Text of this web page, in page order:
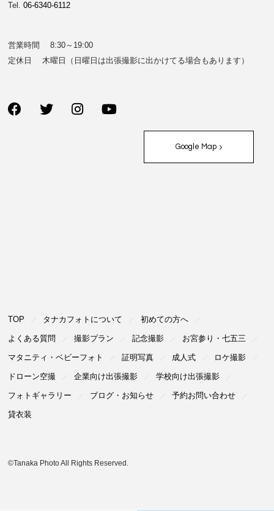
Tel. 06-6340-6112
営業時間 8:30～19:00
定休日 木曜日（日曜日は出張撮影に出かけてる場合もあります）
Google Map
TOP タナカフォトについて 初めての⽅へ
よくある質問 撮影プラン 記念撮影 お宮参り・七五三
マタニティ・ベビーフォト 証明写真 成⼈式 ロケ撮影
ドローン空撮 企業向け出張撮影 学校向け出張撮影
フォトギャラリー ブログ・お知らせ 予約お問い合わせ
貸衣装
©Tanaka Photo All Rights Reserved.